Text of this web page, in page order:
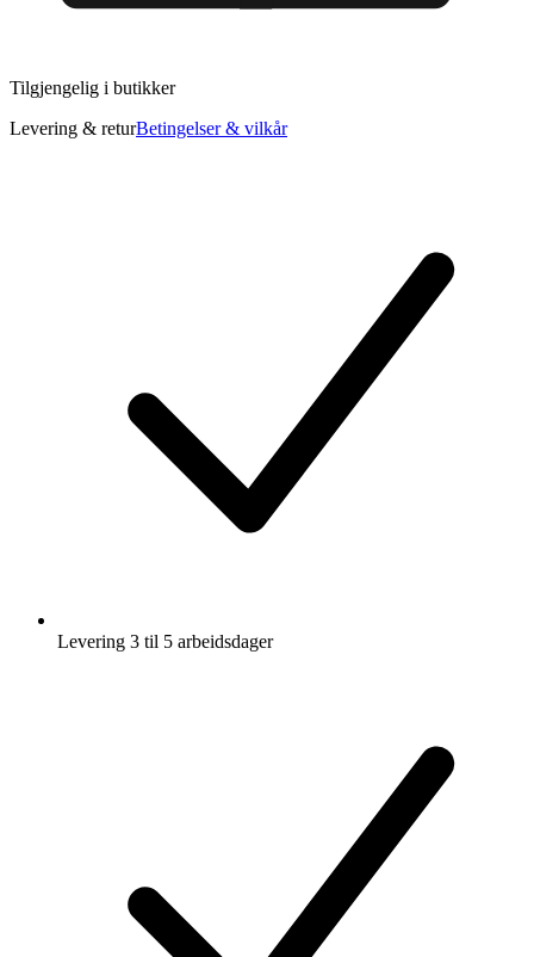
Tilgjengelig i butikker
Levering & returBetingelser & vilkår
Levering 3 til 5 arbeidsdager